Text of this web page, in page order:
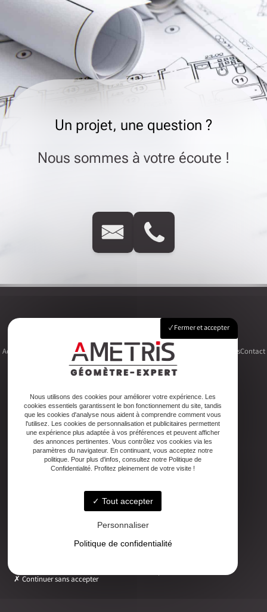
Un projet, une question ?
Nous sommes à votre écoute !
Accueil FoncierUrbanismeCopropriétéTopographie Autres activitésContact
Adresse
2ter Cour Xavier Moreau, 33720 Podensac
Téléphone
05 56 27 26 08
Email
ludovic.chiarami@geometre-expert.fr
Lundi - Vendredi : 08:30–12:30 / 13:30–18:00
Fermer et accepter
Nous utilisons des cookies pour améliorer votre expérience. Les
cookies essentiels garantissent le bon fonctionnement du site, tandis
que les cookies d'analyse nous aident à comprendre comment vous
l'utilisez. Les cookies de personnalisation et publicitaires permettent
une expérience plus adaptée à vos préférences et peuvent afficher
des annonces pertinentes. Vous contrôlez vos cookies via les
paramètres du navigateur. En continuant, vous acceptez notre
politique. Pour plus d'infos, consultez notre Politique de
Confidentialité. Profitez pleinement de votre visite !
Tout accepter
Personnaliser
Politique de confidentialité
Continuer sans accepter